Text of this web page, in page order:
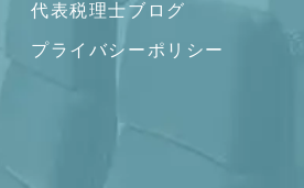
代表税理士ブログ
プライバシーポリシー